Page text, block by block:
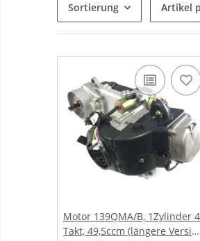
Sortierung Artikel
Motor 139QMA/B, 1Zylinder
Takt, 49,5ccm (längere Version